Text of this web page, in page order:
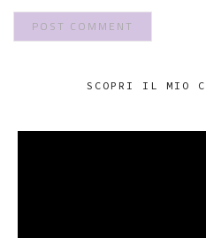
SCOPRI IL MIO
VIDEO